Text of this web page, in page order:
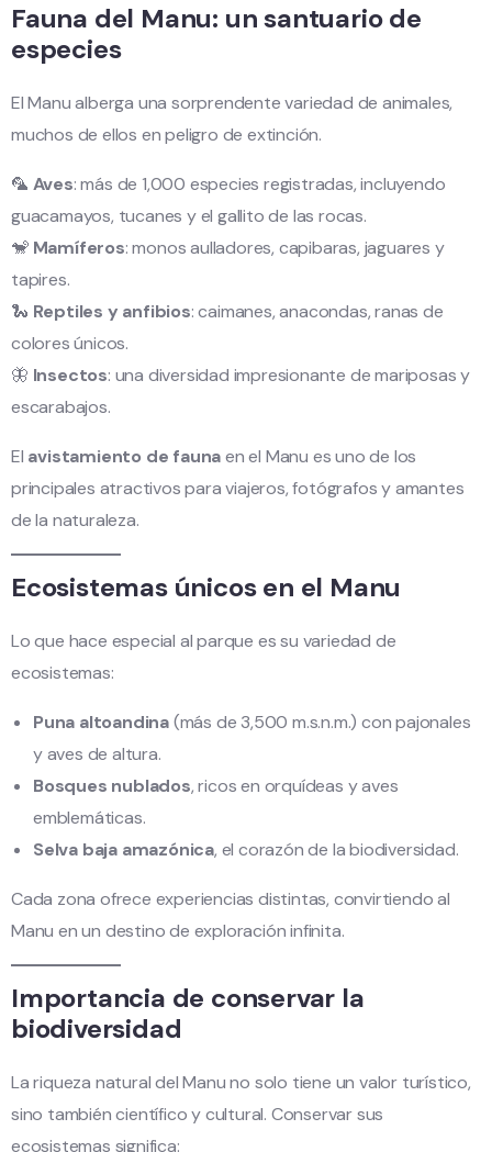
Fauna del Manu: un santuario de
especies
El Manu alberga una sorprendente variedad de animales,
muchos de ellos en peligro de extinción.
🦜 Aves: más de 1,000 especies registradas, incluyendo
guacamayos, tucanes y el gallito de las rocas.
🐒 Mamíferos: monos aulladores, capibaras, jaguares y
tapires.
🐍 Reptiles y anfibios: caimanes, anacondas, ranas de
colores únicos.
🦋 Insectos: una diversidad impresionante de mariposas y
escarabajos.
El avistamiento de faunaen el Manu es uno de los
principales atractivos para viajeros, fotógrafos y amantes
de la naturaleza.
Ecosistemas únicos en el Manu
Lo que hace especial al parque es su variedad de
ecosistemas:
Puna altoandina(más de 3,500 m.s.n.m.) con pajonales
y aves de altura.
Bosques nublados, ricos en orquídeas y aves
emblemáticas.
Selva baja amazónica, el corazón de la biodiversidad.
Cada zona ofrece experiencias distintas, convirtiendo al
Manu en un destino de exploración infinita.
Importancia de conservar la
biodiversidad
La riqueza natural del Manu no solo tiene un valor turístico,
sino también científico y cultural. Conservar sus
ecosistemas significa: